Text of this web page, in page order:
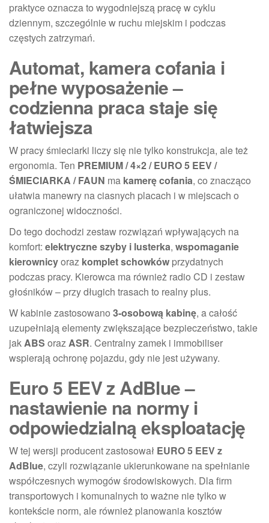
praktyce oznacza to wygodniejszą pracę w cyklu
dziennym, szczególnie w ruchu miejskim i podczas
częstych zatrzymań.
Automat, kamera cofania i
pełne wyposażenie –
codzienna praca staje się
łatwiejsza
W pracy śmieciarki liczy się nie tylko konstrukcja, ale też
ergonomia. Ten PREMIUM / 4×2 / EURO 5 EEV /
ŚMIECIARKA / FAUN ma kamerę cofania, co znacząco
ułatwia manewry na ciasnych placach i w miejscach o
ograniczonej widoczności.
Do tego dochodzi zestaw rozwiązań wpływających na
komfort: elektryczne szyby i lusterka, wspomaganie
kierownicyoraz komplet schowków przydatnych
podczas pracy. Kierowca ma również radio CD i zestaw
głośników – przy długich trasach to realny plus.
W kabinie zastosowano 3-osobową kabinę, a całość
uzupełniają elementy zwiększające bezpieczeństwo, takie
jakABS orazASR. Centralny zamek i immobiliser
wspierają ochronę pojazdu, gdy nie jest używany.
Euro 5 EEV z AdBlue –
nastawienie na normy i
odpowiedzialną eksploatację
W tej wersji producent zastosował EURO 5 EEV z
AdBlue, czyli rozwiązanie ukierunkowane na spełnianie
współczesnych wymogów środowiskowych. Dla firm
transportowych i komunalnych to ważne nie tylko w
kontekście norm, ale również planowania kosztów